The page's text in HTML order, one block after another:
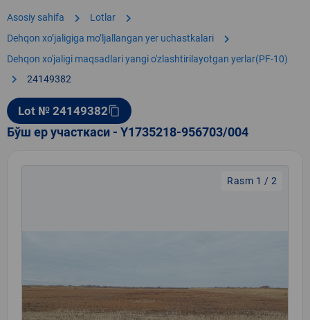
Asosiy sahifa chevron_right Lotlar chevron_right
Dehqon xoʼjaligiga moʼljallangan yer uchastkalari chevron_right
Dehqon xo'jaligi maqsadlari yangi o'zlashtirilayotgan yerlar(PF-10)
chevron_right 24149382
Lot № 24149382content_copy
Бўш ер участкаси - Y1735218-956703/004
Rasm 1 / 2